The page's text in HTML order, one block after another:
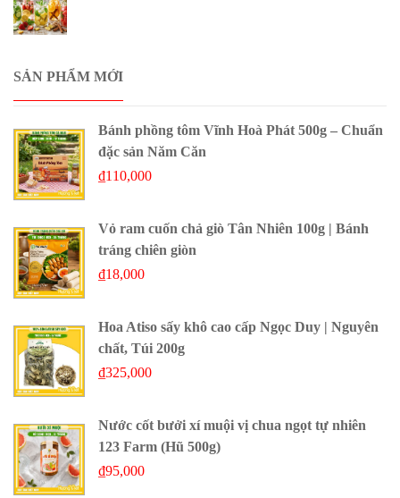
SẢN PHẨM MỚI
Bánh phồng tôm Vĩnh Hoà Phát 500g – Chuẩn
đặc sản Năm Căn
₫110,000
Vỏ ram cuốn chả giò Tân Nhiên 100g | Bánh
tráng chiên giòn
₫18,000
Hoa Atiso sấy khô cao cấp Ngọc Duy | Nguyên
chất, Túi 200g
₫325,000
Nước cốt bưởi xí muội vị chua ngọt tự nhiên
123 Farm (Hũ 500g)
₫95,000